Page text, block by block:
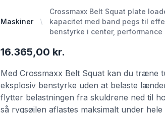
Maskiner
Crossmaxx Belt Squat plate
kapacitet med band pegs til
benstyrke i center, performance
16.365,00 kr.
Med Crossmaxx Belt Squat kan du træne
eksplosiv benstyrke uden at belaste
flytter belastningen fra skuldrene ned til
så rygsøjlen aflastes maksimalt under